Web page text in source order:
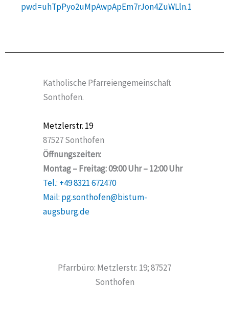
pwd=uhTpPyo2uMpAwpApEm7rJon4ZuWLln.1
Katholische Pfarreiengemeinschaft
Sonthofen.
Metzlerstr. 19
87527 Sonthofen
Öffnungszeiten:
Montag – Freitag: 09:00 Uhr – 12:00 Uhr
Tel.: +49 8321 672470
Mail: pg.sonthofen@bistum-
augsburg.de
Pfarrbüro: Metzlerstr. 19; 87527
Sonthofen